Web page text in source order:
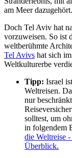
am Meer dazugehört.
Doch Tel Aviv hat
vorzuweisen. So ist
weltberühmte
Tel Avivs hat sich
Weltkulturerbe
Tipp: Israel
Weltreisen.
nur
solltest, um
in folgendem
die Weltreise
Überblick.